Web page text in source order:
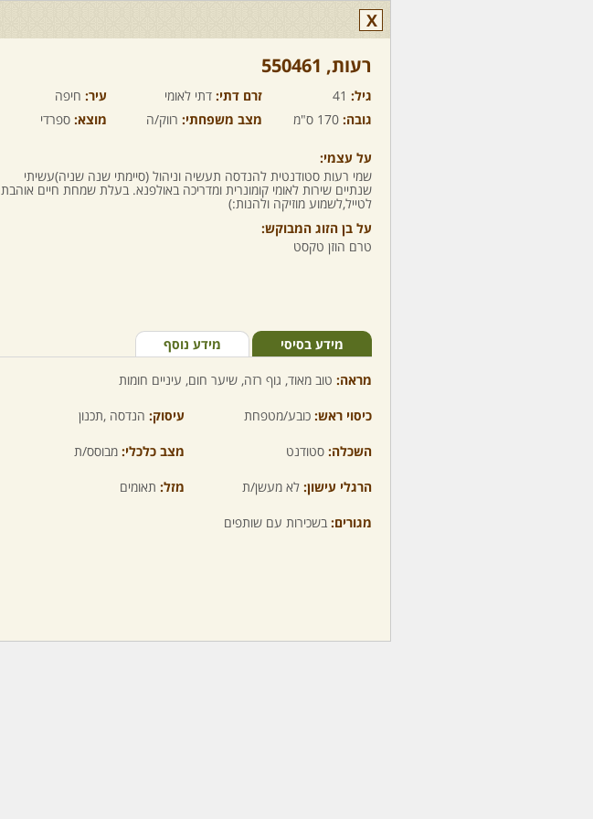
X
רעות,‏ 550461
גיל: 41 זרם דתי: דתי לאומי עיר: חיפה
גובה: 170 ס"מ מצב משפחתי: רווק/ה מוצא: ספרדי
על עצמי:
שמי רעות סטודנטית להנדסה תעשיה וניהול (סיימתי שנה שניה)עשיתי
שנתיים שירות לאומי קומונרית ומדריכה באולפנא. בעלת שמחת חיים אוהבת
לטייל,לשמוע מוזיקה ולהנות:)
על בן הזוג המבוקש:
טרם הוזן טקסט
מידע בסיסי מידע נוסף
מראה: טוב מאוד, גוף רזה, שיער חום, עיניים חומות
כיסוי ראש: כובע/מטפחת עיסוק: הנדסה ,תכנון
השכלה: סטודנט מצב כלכלי: מבוסס/ת
הרגלי עישון: לא מעשן/ת מזל: תאומים
מגורים: בשכירות עם שותפים